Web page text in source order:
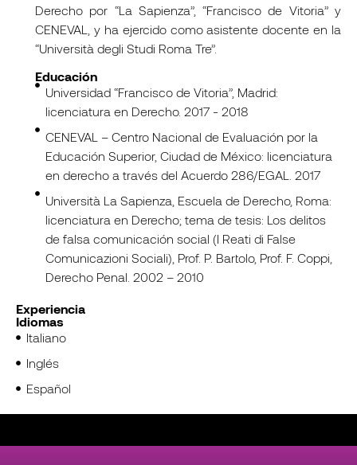
Derecho por “La Sapienza”, “Francisco de Vitoria” y
CENEVAL, y ha ejercido como asistente docente en la
“Università degli Studi Roma Tre”.
Educación
Universidad “Francisco de Vitoria”, Madrid:
licenciatura en Derecho. 2017 - 2018
CENEVAL – Centro Nacional de Evaluación por la
Educación Superior, Ciudad de México: licenciatura
en derecho a través del Acuerdo 286/EGAL. 2017
Università La Sapienza, Escuela de Derecho, Roma:
licenciatura en Derecho; tema de tesis: Los delitos
de falsa comunicación social (I Reati di False
Comunicazioni Sociali), Prof. P. Bartolo, Prof. F. Coppi,
Derecho Penal. 2002 – 2010
Experiencia
Idiomas
Italiano
Inglés
Español